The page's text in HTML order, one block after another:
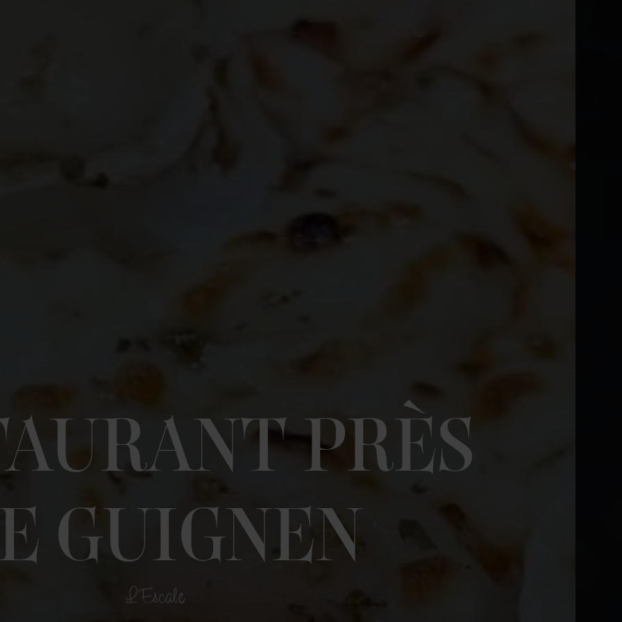
PRÈS
GUIGNEN
L'Escale